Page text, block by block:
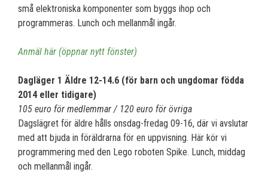
små elektroniska komponenter som byggs ihop och
programmeras. Lunch och mellanmål ingår.
Anmäl här (öppnar nytt fönster)
Dagläger 1 Äldre 12-14.6 (för barn och ungdomar födda
2014 eller tidigare)
105 euro för medlemmar / 120 euro för övriga
Dagslägret för äldre hålls onsdag-fredag 09-16, där vi avslutar
med att bjuda in föräldrarna för en uppvisning. Här kör vi
programmering med den Lego roboten Spike. Lunch, middag
och mellanmål ingår.